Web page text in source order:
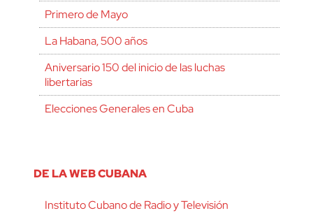
Primero de Mayo
La Habana, 500 años
Aniversario 150 del inicio de las luchas
libertarias
Elecciones Generales en Cuba
DE LA WEB CUBANA
Instituto Cubano de Radio y Televisión